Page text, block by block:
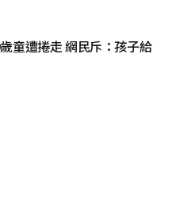
童遭捲走 網民斥：孩子給